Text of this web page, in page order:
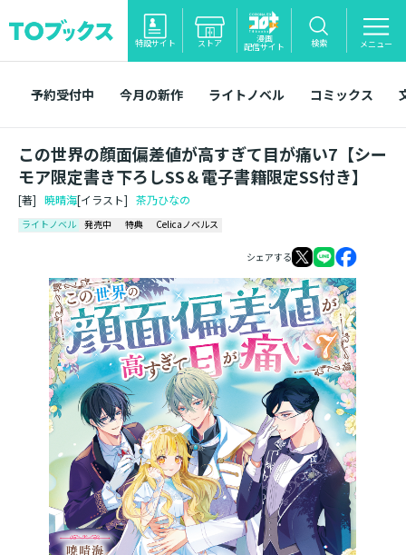
特設サイト ストア 漫画
配信サイト 検索 メニュー
予約受付中 今月の新作 ライトノベル コミックス
この世界の顔面偏差値が高すぎて目が痛い7【シー
モア限定書き下ろしSS＆電子書籍限定SS付き】
[著] 暁晴海[イラスト] 茶乃ひなの
ライトノベル 発売中 特典 Celicaノベルス
シェアする